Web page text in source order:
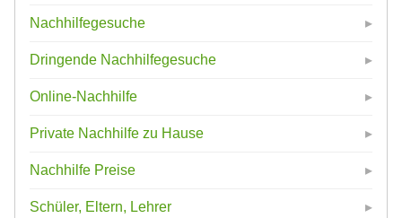
Nachhilfegesuche
Dringende Nachhilfegesuche
Online-Nachhilfe
Private Nachhilfe zu Hause
Nachhilfe Preise
Schüler, Eltern, Lehrer